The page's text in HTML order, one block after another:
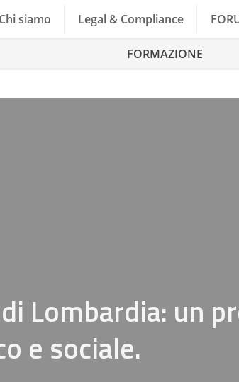
Chi siamo Legal & Compliance
FORMAZIONE
Lombardia: un
e sociale.